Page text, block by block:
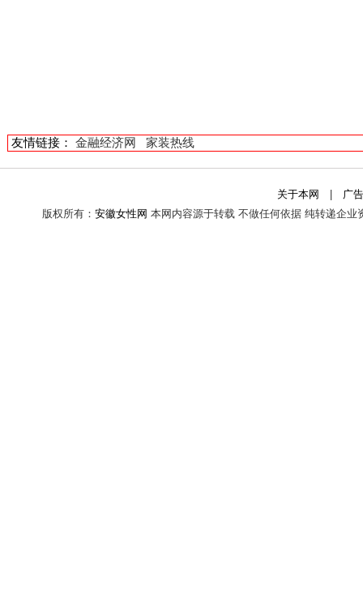
友情链接： 金融经济网 家装热线
关于本网
广
版权所有： 安徽女性网 本网内容源于转载 不做任何依据 纯转递企